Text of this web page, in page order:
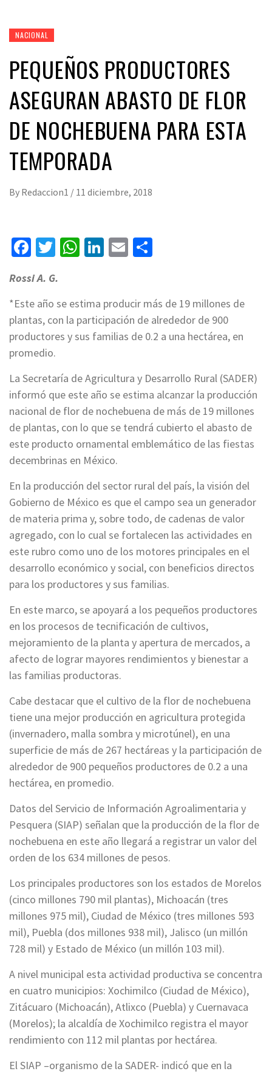
NACIONAL
PEQUEÑOS PRODUCTORES
ASEGURAN ABASTO DE FLOR
DE NOCHEBUENA PARA ESTA
TEMPORADA
By Redaccion1 / 11 diciembre, 2018
Facebook
Twitter
WhatsApp
LinkedIn
Email
Rossi A. G.
*Este año se estima producir más de 19 millones de
plantas, con la participación de alrededor de 900
productores y sus familias de 0.2 a una hectárea, en
promedio.
La Secretaría de Agricultura y Desarrollo Rural (SADER)
informó que este año se estima alcanzar la producción
nacional de flor de nochebuena de más de 19 millones
de plantas, con lo que se tendrá cubierto el abasto de
este producto ornamental emblemático de las fiestas
decembrinas en México.
En la producción del sector rural del país, la visión del
Gobierno de México es que el campo sea un generador
de materia prima y, sobre todo, de cadenas de valor
agregado, con lo cual se fortalecen las actividades en
este rubro como uno de los motores principales en el
desarrollo económico y social, con beneficios directos
para los productores y sus familias.
En este marco, se apoyará a los pequeños productores
en los procesos de tecnificación de cultivos,
mejoramiento de la planta y apertura de mercados, a
afecto de lograr mayores rendimientos y bienestar a
las familias productoras.
Cabe destacar que el cultivo de la flor de nochebuena
tiene una mejor producción en agricultura protegida
(invernadero, malla sombra y microtúnel), en una
superficie de más de 267 hectáreas y la participación de
alrededor de 900 pequeños productores de 0.2 a una
hectárea, en promedio.
Datos del Servicio de Información Agroalimentaria y
Pesquera (SIAP) señalan que la producción de la flor de
nochebuena en este año llegará a registrar un valor del
orden de los 634 millones de pesos.
Los principales productores son los estados de Morelos
(cinco millones 790 mil plantas), Michoacán (tres
millones 975 mil), Ciudad de México (tres millones 593
mil), Puebla (dos millones 938 mil), Jalisco (un millón
728 mil) y Estado de México (un millón 103 mil).
A nivel municipal esta actividad productiva se concentra
en cuatro municipios: Xochimilco (Ciudad de México),
Zitácuaro (Michoacán), Atlixco (Puebla) y Cuernavaca
(Morelos); la alcaldía de Xochimilco registra el mayor
rendimiento con 112 mil plantas por hectárea.
El SIAP –organismo de la SADER- indicó que en la